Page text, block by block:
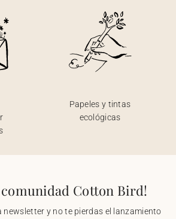
Papeles y tintas
ecológicas
comunidad Cotton Bird!
newsletter y no te pierdas el lanzamiento